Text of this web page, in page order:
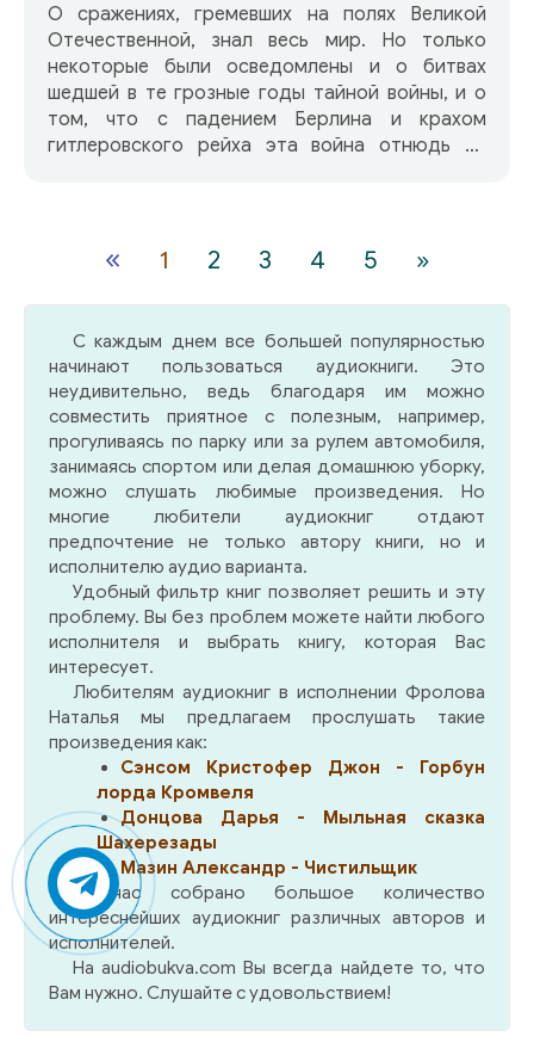
О сражениях, гремевших на полях Великой
Отечественной, знал весь мир. Но только
некоторые были осведомлены и о битвах
шедшей в те грозные годы тайной войны, и о
том, что с падением Берлина и крахом
гитлеровского рейха эта война отнюдь не
собственном опыте…
« 1 2 3 4 5 »
С каждым днем все большей популярностью
начинают пользоваться аудиокниги. Это
неудивительно, ведь благодаря им можно
совместить приятное с полезным, например,
прогуливаясь по парку или за рулем автомобиля,
занимаясь спортом или делая домашнюю уборку,
можно слушать любимые произведения. Но
многие любители аудиокниг отдают
предпочтение не только автору книги, но и
исполнителю аудио варианта.
Удобный фильтр книг позволяет решить и эту
проблему. Вы без проблем можете найти любого
исполнителя и выбрать книгу, которая Вас
интересует.
Любителям аудиокниг в исполнении Фролова
Наталья мы предлагаем прослушать такие
произведения как:
Сэнсом Кристофер Джон - Горбун
лорда Кромвеля
Донцова Дарья - Мыльная сказка
Шахерезады
Мазин Александр - Чистильщик
У нас собрано большое количество
интереснейших аудиокниг различных авторов и
исполнителей.
На audiobukva.com Вы всегда найдете то, что
Вам нужно. Слушайте с удовольствием!